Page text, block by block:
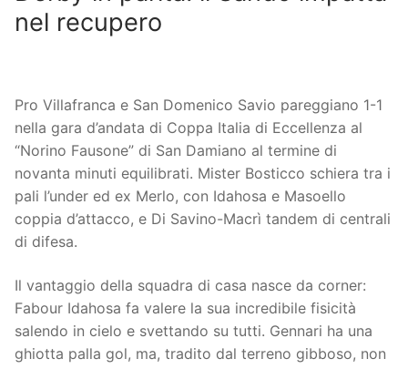
Home
Società
La Storia
Organigramma
Prima Squadra
Settore Giovanile
Organizzazione
Piccoli amici
Pulcini
Campionati
Eccellenza
Settore Giovanile
Contatti
Sponsor
nel recupero
Pro Villafranca e San Domenico Savio pareggiano 1-1
nella gara d’andata di Coppa Italia di Eccellenza al
“Norino Fausone” di San Damiano al termine di
novanta minuti equilibrati. Mister Bosticco schiera tra i
pali l’under ed ex Merlo, con Idahosa e Masoello
coppia d’attacco, e Di Savino-Macrì tandem di centrali
di difesa.
Il vantaggio della squadra di casa nasce da corner:
Fabour Idahosa fa valere la sua incredibile fisicità
salendo in cielo e svettando su tutti. Gennari ha una
ghiotta palla gol, ma, tradito dal terreno gibboso, non